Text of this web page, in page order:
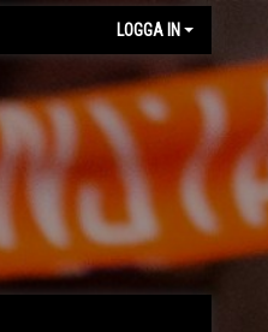
LOGGA IN